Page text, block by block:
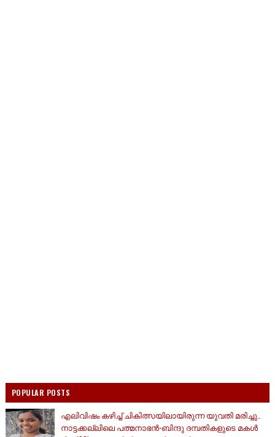
POPULAR POSTS
എലിവിഷം കഴിച്ച് ചികിത്സയിലായിരുന്ന യുവതി മരിച്ചു..
നാട്ടക്കല്ലിലെ പത്മനാഭൻ-ബിന്ദു ദമ്പതികളുടെ മകൾ